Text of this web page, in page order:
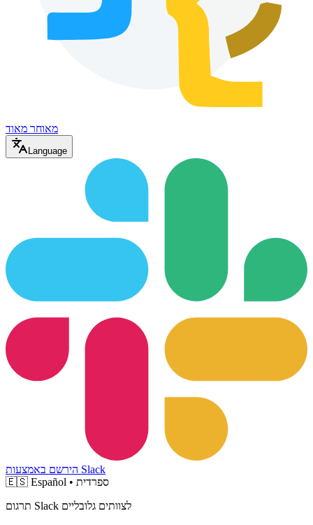
מאוחר מאוד
Language
הירשם באמצעות Slack
🇪🇸
Español • ספרדית
תרגום Slack לצוותים גלובליים